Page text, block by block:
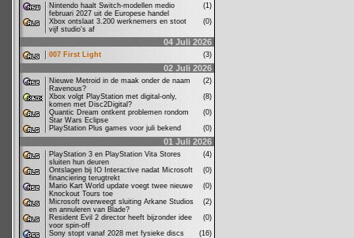
Nintendo haalt Switch-modellen medio
februari 2027 uit de Europese handel
(1)
Xbox ontslaat 3.200 werknemers en stoot
vijf studio's af
(0)
04 Juli 2026
007 First Light (3)
02 Juli 2026
Nieuwe Metroid in de maak onder de naam
Ravenous?
(2)
Xbox volgt PlayStation met digital-only,
komen met Disc2Digital?
(8)
Quantic Dream ontkent problemen rondom
Star Wars Eclipse
(0)
PlayStation Plus games voor juli bekend
(0)
01 Juli 2026
PlayStation 3 en PlayStation Vita Stores
sluiten hun deuren
(4)
Ontslagen bij IO Interactive nadat Microsoft
financiering terugtrekt
(0)
Mario Kart World update voegt twee nieuwe
Knockout Tours toe
(0)
Microsoft overweegt sluiting Arkane Studios
en annuleren van Blade?
(2)
Resident Evil 2 director heeft bijzonder idee
voor spin-off
(0)
Sony stopt vanaf 2028 met fysieke discs
(16)